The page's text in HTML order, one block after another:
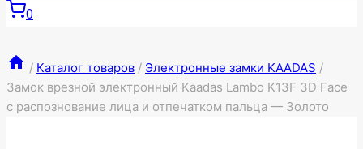
0
/ Каталог товаров / Электронные замки KAADAS /
Замок врезной электронный Kaadas Lambo K13F 3D Face
с распознование лица и отпечатком пальца — Золото